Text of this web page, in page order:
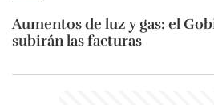
Aumentos de luz y gas: el
subirán las facturas